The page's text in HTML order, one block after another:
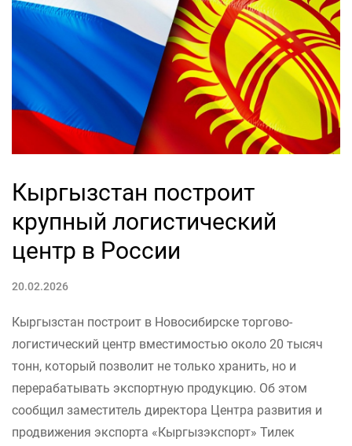
Кыргызстан построит
крупный логистический
центр в России
20.02.2026
Кыргызстан построит в Новосибирске торгово-
логистический центр вместимостью около 20 тысяч
тонн, который позволит не только хранить, но и
перерабатывать экспортную продукцию. Об этом
сообщил заместитель директора Центра развития и
продвижения экспорта «Кыргызэкспорт» Тилек